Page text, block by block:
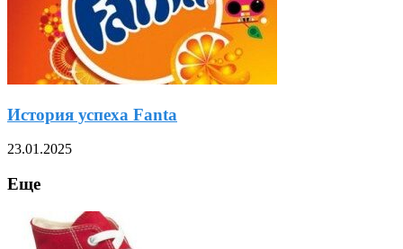
История успеха Fanta
23.01.2025
Еще